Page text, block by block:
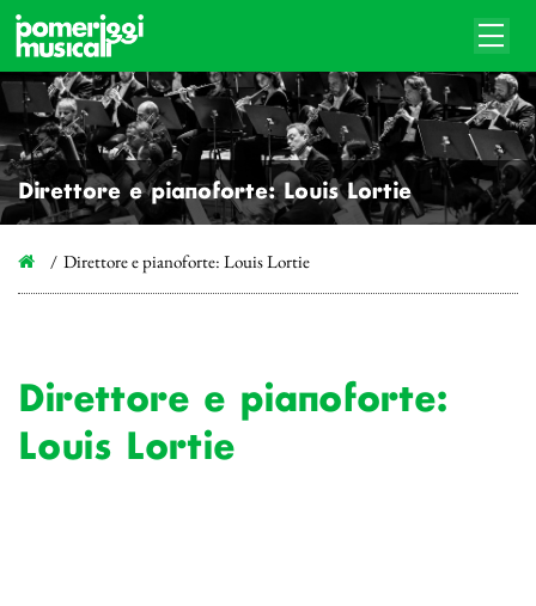
Direttore e pianoforte: Louis Lortie
Direttore e pianoforte: Louis Lortie
Direttore e pianoforte:
Louis Lortie